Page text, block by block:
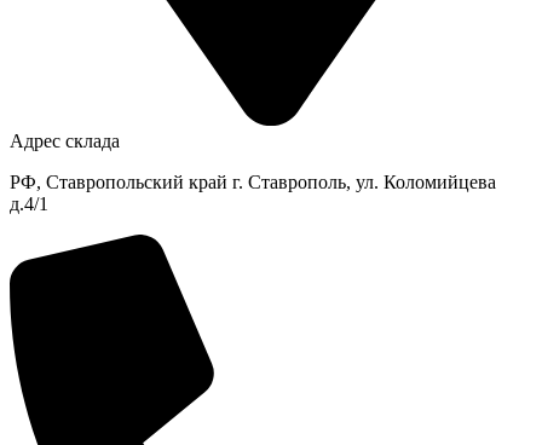
Адрес склада
РФ, Ставропольский край г. Ставрополь, ул. Коломийцева
д.4/1